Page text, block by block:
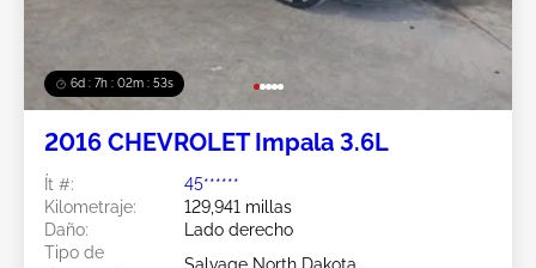
6d : 7h : 02m : 50s
2016 CHEVROLET Impala 3.6L
Ít #:
45******
Kilometraje:
129,941 millas
Daño:
Lado derecho
Tipo de
Salvage North Dakota